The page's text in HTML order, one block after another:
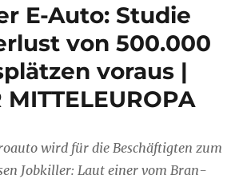
E-Auto: Studie
von 500.000
voraus |
MITTELEUROPA
wird für die Beschäf­tigten zum
Jobkiller: Laut einer vom Bran­